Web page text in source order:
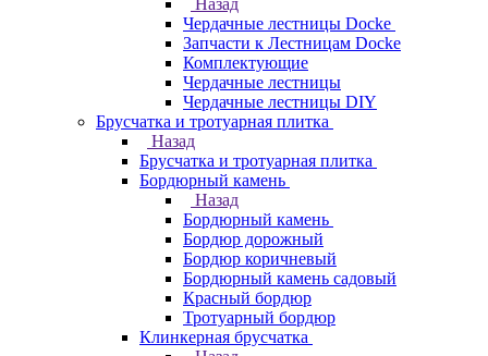
Назад
Чердачные лестницы Docke
Запчасти к Лестницам Docke
Комплектующие
Чердачные лестницы
Чердачные лестницы DIY
Брусчатка и тротуарная плитка
Назад
Брусчатка и тротуарная плитка
Бордюрный камень
Назад
Бордюрный камень
Бордюр дорожный
Бордюр коричневый
Бордюрный камень садовый
Красный бордюр
Тротуарный бордюр
Клинкерная брусчатка